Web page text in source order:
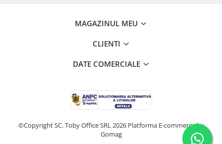
Role pret
MAGAZINUL MEU
CLIENTI
DATE COMERCIALE
©Copyright SC. Toby Office SRL 2026 Platforma E-commerce by
Gomag